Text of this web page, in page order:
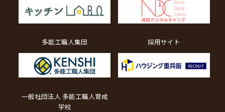
多能工職人集団 採用サイト
一般社団法人 多能工職人育成
学校